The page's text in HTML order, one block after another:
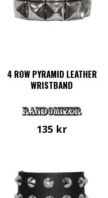
4 ROW PYRAMID LEATHER
WRISTBAND
135 kr